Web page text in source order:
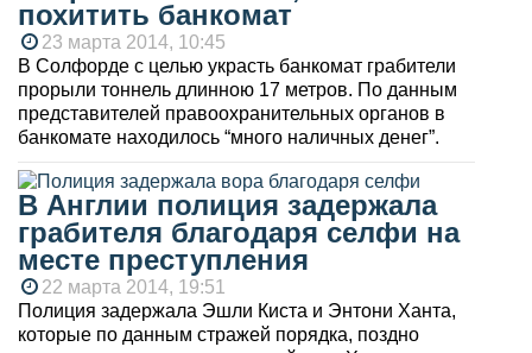
похитить банкомат
23 марта 2014, 10:45
В Солфорде с целью украсть банкомат грабители
прорыли тоннель длинною 17 метров. По данным
представителей правоохранительных органов в
банкомате находилось “много наличных денег”.
В Англии полиция задержала
грабителя благодаря селфи на
месте преступления
22 марта 2014, 19:51
Полиция задержала Эшли Киста и Энтони Ханта,
которые по данным стражей порядка, поздно